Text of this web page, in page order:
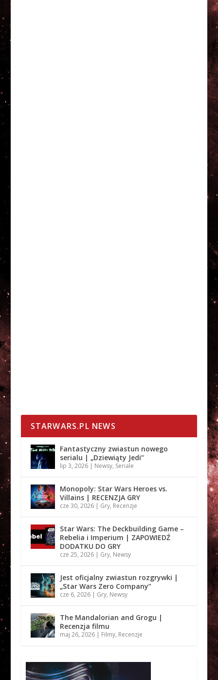
STARWARS.PL NEWS
Fantastyczny zwiastun nowego
serialu | „Dziewiąty Jedi”
lip 3, 2026| Newsy, Seriale
Monopoly: Star Wars Heroes vs.
Villains | RECENZJA GRY
cze 30, 2026| Gry, Recenzje
Star Wars: The Deckbuilding Game –
Rebelia i Imperium | ZAPOWIEDŹ
DODATKU DO GRY
cze 25, 2026| Gry, Newsy
Jest oficjalny zwiastun rozgrywki |
„Star Wars Zero Company”
cze 6, 2026| Gry, Newsy
The Mandalorian and Grogu |
Recenzja filmu
maj 26, 2026| Filmy, Recenzje